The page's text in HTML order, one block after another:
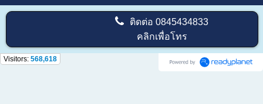
ติดต่อ0845434833
คลิกเพื่อโทร
Visitors: 568,618